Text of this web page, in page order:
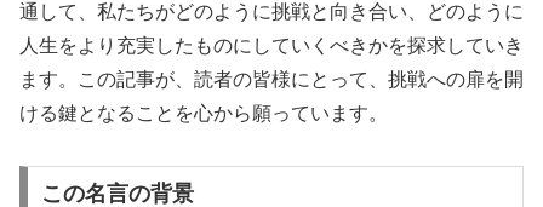
通して、私たちがどのように挑戦と向き合い、どのように
人生をより充実したものにしていくべきかを探求していき
ます。この記事が、読者の皆様にとって、挑戦への扉を開
ける鍵となることを心から願っています。
この名言の背景